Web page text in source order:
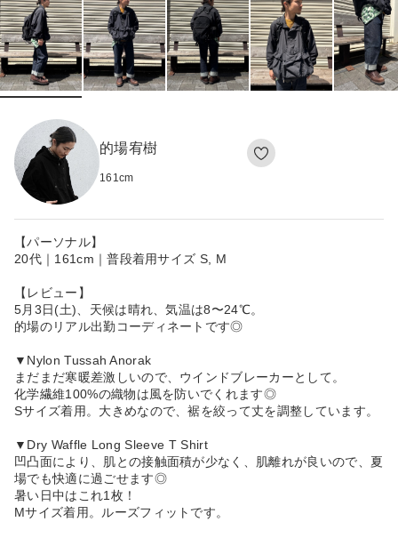
的場宥樹
161cm
【パーソナル】
20代｜161cm｜普段着用サイズ S, M
【レビュー】
5月3日(土)、天候は晴れ、気温は8〜24℃。
的場のリアル出勤コーディネートです◎
▼Nylon Tussah Anorak
まだまだ寒暖差激しいので、ウインドブレーカーとして。
化学繊維100%の織物は風を防いでくれます◎
Sサイズ着用。大きめなので、裾を絞って丈を調整しています。
▼Dry Waffle Long Sleeve T Shirt
凹凸面により、肌との接触面積が少なく、肌離れが良いので、夏
場でも快適に過ごせます◎
暑い日中はこれ1枚！
Mサイズ着用。ルーズフィットです。